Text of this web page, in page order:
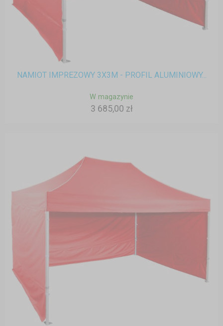
NAMIOT IMPREZOWY 3X3M - PROFIL ALUMINIOWY...
W magazynie
3 685,00 zł